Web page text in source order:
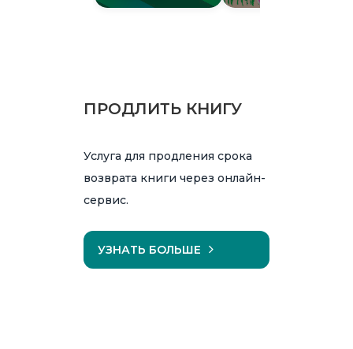
ПРОДЛИТЬ КНИГУ
Услуга для продления срока
возврата книги через онлайн-
сервис.
УЗНАТЬ БОЛЬШЕ